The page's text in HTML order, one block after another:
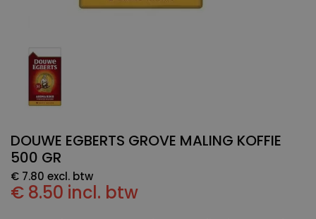
DOUWE EGBERTS GROVE MALING KOFFIE
500 GR
€ 7.80 excl. btw
€ 8.50 incl. btw